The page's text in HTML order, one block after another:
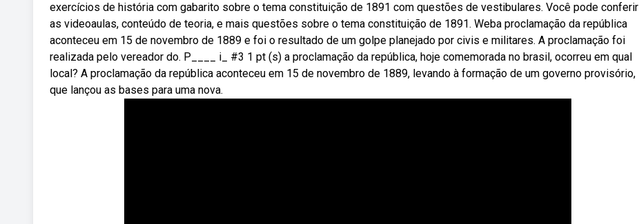
exercícios de história com gabarito sobre o tema constituição de 1891 com questões de vestibulares. Você pode conferir
as videoaulas, conteúdo de teoria, e mais questões sobre o tema constituição de 1891. Weba proclamação da república
aconteceu em 15 de novembro de 1889 e foi o resultado de um golpe planejado por civis e militares. A proclamação foi
realizada pelo vereador do. P____ i_ #3 1 pt (s) a proclamação da república, hoje comemorada no brasil, ocorreu em qual
local? A proclamação da república aconteceu em 15 de novembro de 1889, levando à formação de um governo provisório,
que lançou as bases para uma nova.